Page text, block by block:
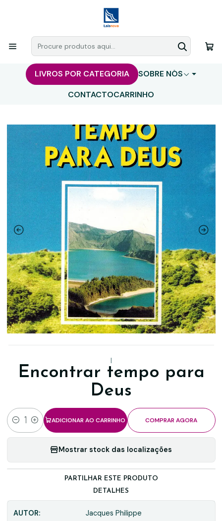
LIVROS POR CATEGORIA
SOBRE NÓS
CONTACTOCARRINHO
|
Encontrar tempo para
Deus
Quantidade
ADICIONAR AO CARRINHO COMPRAR AGORA
Mostrar stock das localizações
PARTILHAR ESTE PRODUTO
DETALHES
AUTOR: Jacques Philippe